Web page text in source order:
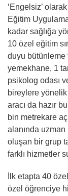
‘Engelsiz’
Eğitim
kadar sağlığa
10 özel eğitim
duyu bütünleme
yemekhane, 1
psikolog odası
bireylere yönelik
aracı da hazır
bin metrekare
alanında
oluşan bir grup
farklı hizmetler
İlk etapta 40
özel öğrenciye